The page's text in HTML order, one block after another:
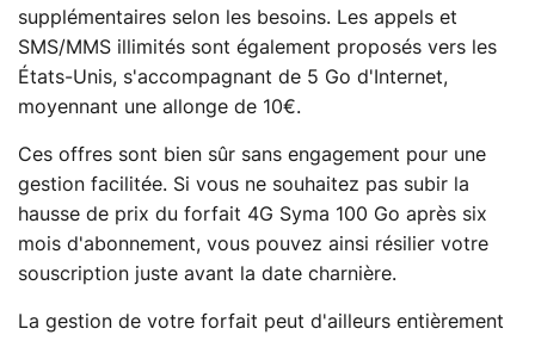
supplémentaires selon les besoins. Les appels et
SMS/MMS illimités sont également proposés vers les
États-Unis, s'accompagnant de 5 Go d'Internet,
moyennant une allonge de 10€.
Ces offres sont bien sûr sans engagement pour une
gestion facilitée. Si vous ne souhaitez pas subir la
hausse de prix du forfait 4G Syma 100 Go après six
mois d'abonnement, vous pouvez ainsi résilier votre
souscription juste avant la date charnière.
La gestion de votre forfait peut d'ailleurs entièrement